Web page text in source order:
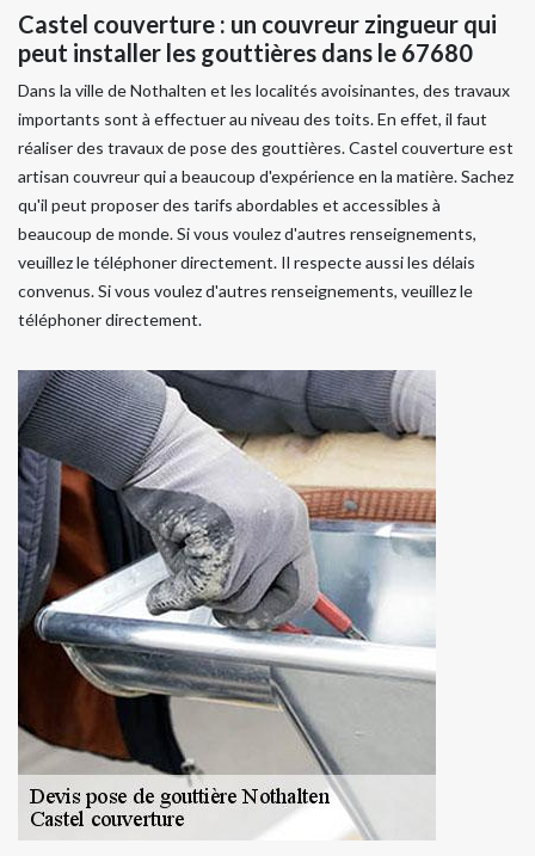
Castel couverture : un couvreur zingueur qui
peut installer les gouttières dans le 67680
Dans la ville de Nothalten et les localités avoisinantes, des travaux
importants sont à effectuer au niveau des toits. En effet, il faut
réaliser des travaux de pose des gouttières. Castel couverture est
artisan couvreur qui a beaucoup d'expérience en la matière. Sachez
qu'il peut proposer des tarifs abordables et accessibles à
beaucoup de monde. Si vous voulez d'autres renseignements,
veuillez le téléphoner directement. Il respecte aussi les délais
convenus. Si vous voulez d'autres renseignements, veuillez le
téléphoner directement.